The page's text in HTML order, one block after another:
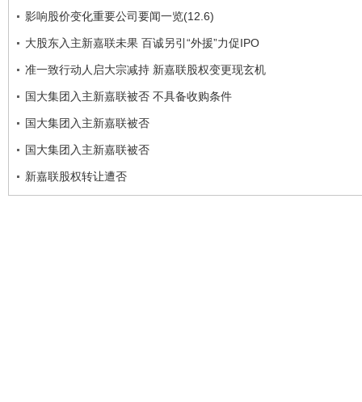
影响股价变化重要公司要闻一览(12.6)
大股东入主新嘉联未果 百诚另引“外援”力促IPO
准一致行动人启大宗减持 新嘉联股权变更现玄机
国大集团入主新嘉联被否 不具备收购条件
国大集团入主新嘉联被否
国大集团入主新嘉联被否
新嘉联股权转让遭否